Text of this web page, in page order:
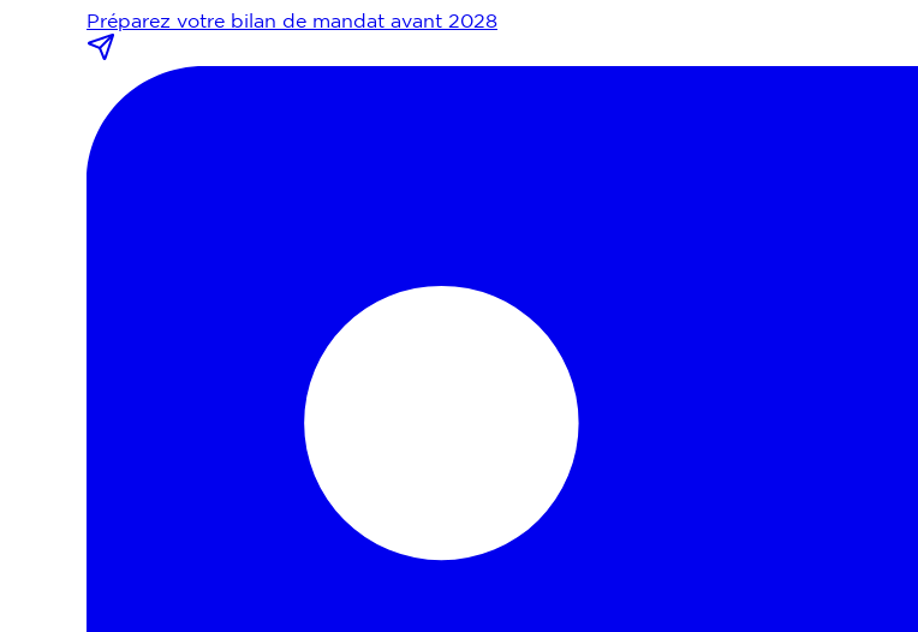
Préparez votre bilan de mandat avant 2028